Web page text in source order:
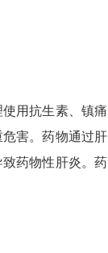
用抗生素、镇痛
害。药物通过肝
药物性肝炎。药